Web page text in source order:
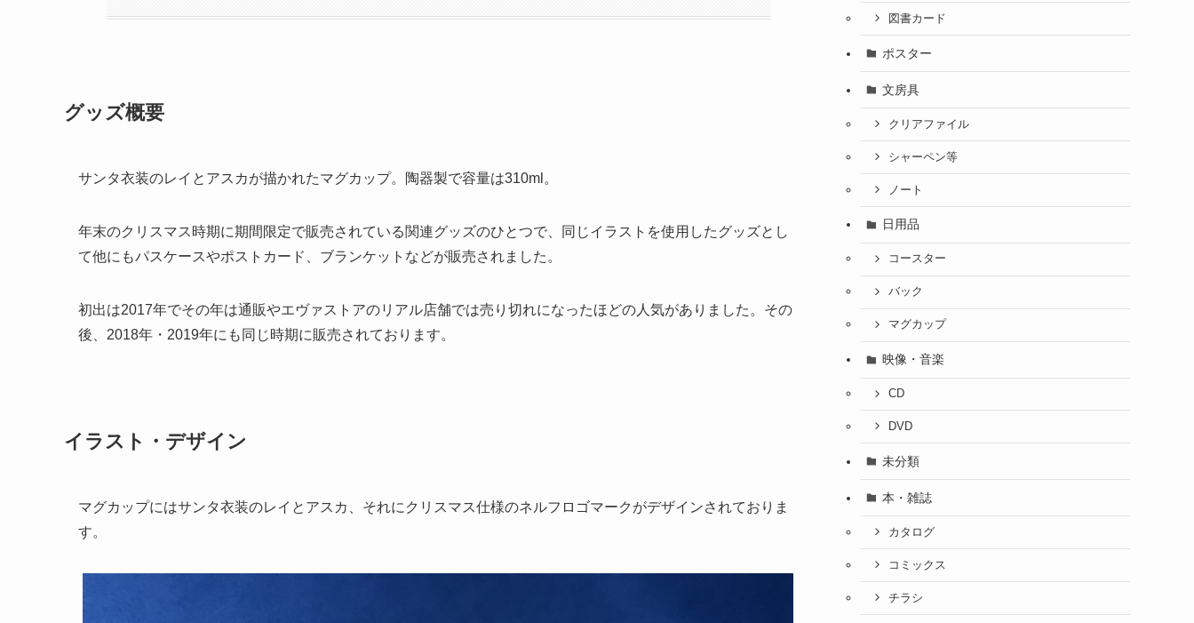
グッズ概要
サンタ衣装のレイとアスカが描かれたマグカップ。陶器製で容量は310ml。
年末のクリスマス時期に期間限定で販売されている関連グッズのひとつで、同じイラストを使用したグッズとし
て他にもパスケースやポストカード、ブランケットなどが販売されました。
初出は2017年でその年は通販やエヴァストアのリアル店舗では売り切れになったほどの人気がありました。その
後、2018年・2019年にも同じ時期に販売されております。
イラスト・デザイン
マグカップにはサンタ衣装のレイとアスカ、それにクリスマス仕様のネルフロゴマークがデザインされておりま
す。
図書カード
ポスター
文房具
クリアファイル
シャーペン等
ノート
日用品
コースター
バック
マグカップ
映像・音楽
CD
DVD
未分類
本・雑誌
カタログ
コミックス
チラシ